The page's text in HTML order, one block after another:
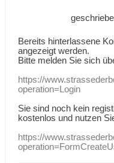
Bereits hinterlassene
angezeigt werden.
Bitte melden Sie sich
https://
operation=Login
Sie sind noch kein
kostenlos und nutzen
https://